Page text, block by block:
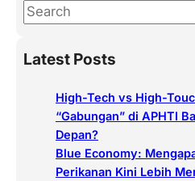
S
aLatest Posts
High-Tech vs High-
“Gabungan” di APHTI
Depan?
Blue Economy:
Perikanan Kini Lebih